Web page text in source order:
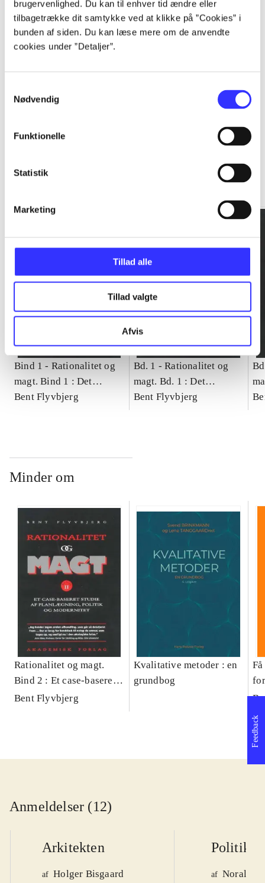
brugervenlighed. Du kan til enhver tid ændre eller
tilbagetrække dit samtykke ved at klikke på ”Cookies” i
bunden af siden. Du kan læse mere om de anvendte
cookies under ”Detaljer”.
Nødvendig
Funktionelle
Statistik
Marketing
Tillad alle
Tillad valgte
Afvis
...
Bind 1 - Rationalitet og
magt. Bind 1 : Det
konkretes videnskab
Bent Flyvbjerg
Bd. 1 -Rationalitet og
magt. Bd. 1 : Det
konkretes videnskab
Bent Flyvbjerg
Minder om
Rationalitet og magt.
Bind 2 : Et case-baseret
studie af planlægning,
Bent Flyvbjerg
Kvalitative metoder : en
grundbog
Anmeldelser (12)
Arkitekten
af Holger Bisgaard
Politiken
af Noralv
Feedback